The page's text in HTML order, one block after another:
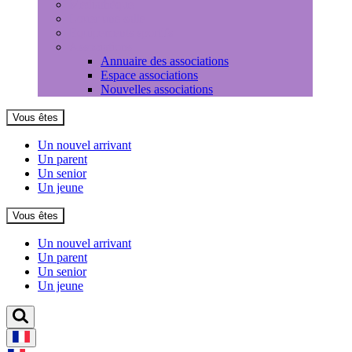
Annuaire des associations
Espace associations
Nouvelles associations
Vous êtes
Un nouvel arrivant
Un parent
Un senior
Un jeune
Vous êtes
Un nouvel arrivant
Un parent
Un senior
Un jeune